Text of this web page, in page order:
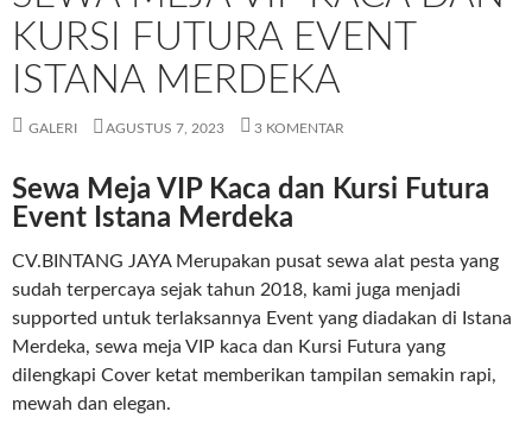
KURSI FUTURA EVENT
ISTANA MERDEKA
GALERI AGUSTUS 7, 2023 3 KOMENTAR
Sewa Meja VIP Kaca dan Kursi Futura
Event Istana Merdeka
CV.BINTANG JAYA Merupakan pusat sewa alat pesta yang
sudah terpercaya sejak tahun 2018, kami juga menjadi
supported untuk terlaksannya Event yang diadakan di Istana
Merdeka, sewa meja VIP kaca dan Kursi Futura yang
dilengkapi Cover ketat memberikan tampilan semakin rapi,
mewah dan elegan.